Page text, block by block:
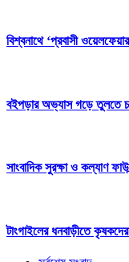
বিশ্বনাথে ‘প্রবাসী
বইপড়ার অভ্যাস গড়ে তুলতে
সাংবাদিক সুরক্ষা ও কল্যাণ
টাংগাইলের ধনবাড়ীতে